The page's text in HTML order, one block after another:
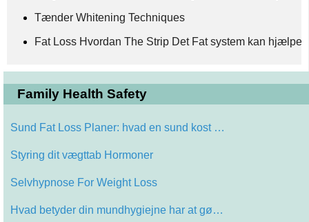
Tænder Whitening Techniques
Fat Loss Hvordan The Strip Det Fat system kan hjælpe
Family Health Safety
Sund Fat Loss Planer: hvad en sund kost …
Styring dit vægttab Hormoner
Selvhypnose For Weight Loss
Hvad betyder din mundhygiejne har at gø…